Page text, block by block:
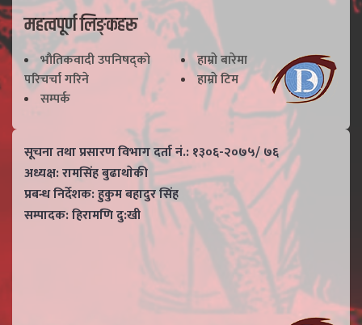
महत्वपूर्ण लिङ्कहरू
भाैतिकवादी उपनिषद्काे
परिचर्चा गरिने
हाम्राे बारेमा
हाम्राे टिम
सम्पर्क
सूचना तथा प्रसारण विभाग दर्ता नं.: १३०६-२०७५/ ७६
अध्यक्ष: रामसिंह बुढाथाेकी
प्रबन्ध निर्देशक: हुकुम बहादुर सिंह
सम्पादक: हिरामणि दु:खी